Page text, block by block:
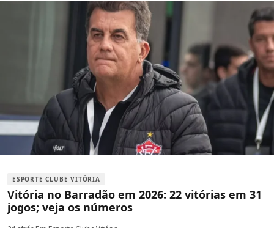
ESPORTE CLUBE VITÓRIA
Vitória no Barradão em 2026: 22 vitórias em 31
jogos; veja os números